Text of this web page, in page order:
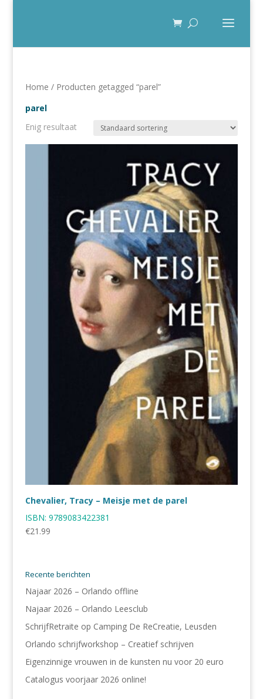
Home / Producten getagged “parel”
parel
Enig resultaat
Chevalier, Tracy – Meisje met de parel
ISBN: 9789083422381
€21.99
Recente berichten
Najaar 2026 – Orlando offline
Najaar 2026 – Orlando Leesclub
SchrijfRetraite op Camping De ReCreatie, Leusden
Orlando schrijfworkshop – Creatief schrijven
Eigenzinnige vrouwen in de kunsten nu voor 20 euro
Catalogus voorjaar 2026 online!